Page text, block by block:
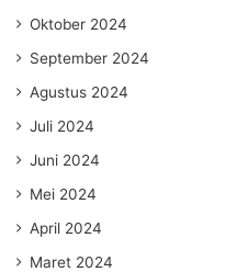
Oktober 2024
September 2024
Agustus 2024
Juli 2024
Juni 2024
Mei 2024
April 2024
Maret 2024